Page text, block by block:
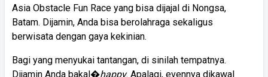
Asia Obstacle Fun Race yang bisa dijajal di Nongsa,
Batam. Dijamin, Anda bisa berolahraga sekaligus
berwisata dengan gaya kekinian.
Bagi yang menyukai tantangan, di sinilah tempatnya.
Dijamin Anda bakal�happy. Apalagi, evennya dikawal